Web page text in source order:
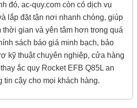
đó, ac-quy.com còn có dịch vụ
lắp đặt tận nơi nhanh chóng, giúp
thời gian và yên tâm hơn trong quá
sách báo giá minh bạch, bảo
kỹ thuật chuyên nghiệp, cửa hàng
ắc quy Rocket EFB Q85L an
tin cậy cho mọi khách hàng.